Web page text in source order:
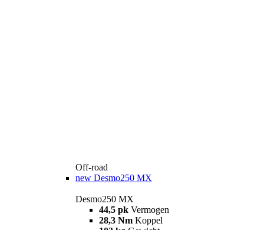
Off-road
new Desmo250 MX
Desmo250 MX
44,5 pk Vermogen
28,3 Nm Koppel